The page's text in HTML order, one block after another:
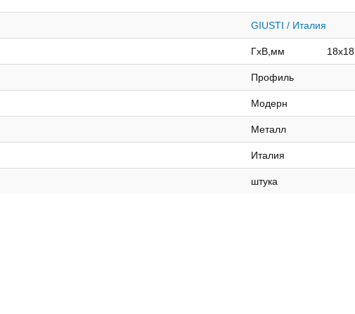
GIUSTI / Италия
ГхВ,мм 18х18
Профиль
Модерн
Металл
Италия
штука